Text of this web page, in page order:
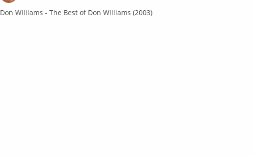
Don Williams - The Best of Don Williams (2003)